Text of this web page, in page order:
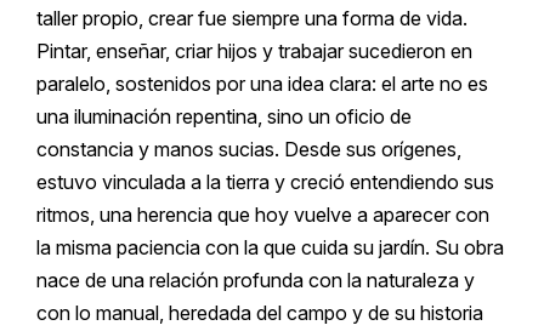
taller propio, crear fue siempre una forma de vida.
Pintar, enseñar, criar hijos y trabajar sucedieron en
paralelo, sostenidos por una idea clara: el arte no es
una iluminación repentina, sino un oficio de
constancia y manos sucias. Desde sus orígenes,
estuvo vinculada a la tierra y creció entendiendo sus
ritmos, una herencia que hoy vuelve a aparecer con
la misma paciencia con la que cuida su jardín. Su obra
nace de una relación profunda con la naturaleza y
con lo manual, heredada del campo y de su historia